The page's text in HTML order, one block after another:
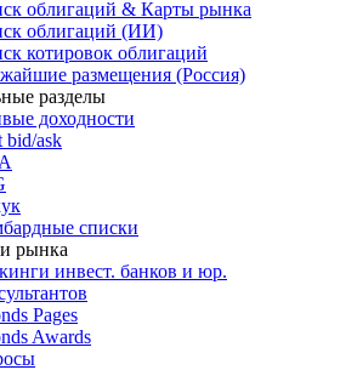
облигаций & Карты рынка
облигаций (ИИ)
котировок облигаций
размещения (Россия)
разделы
доходности
bid/ask
списки
рынка
инвест. банков и юр.
Pages
Awards